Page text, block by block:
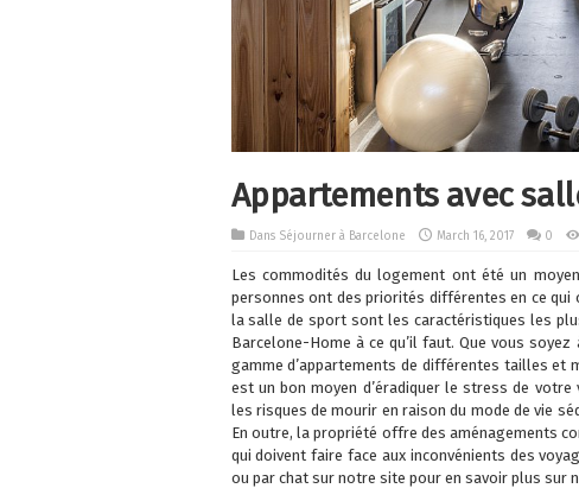
Appartements avec
Dans Séjourner à Barcelone March 16, 2017 0
Les commodités du logement ont été un
personnes ont des priorités différentes en ce qui
la salle de sport sont les caractéristiques les
Barcelone-Home à ce qu’il faut. Que vous soyez
gamme d’appartements de différentes tailles et
est un bon moyen d’éradiquer le stress de
les risques de mourir en raison du mode de vie
En outre, la propriété offre des aménagements
qui doivent faire face aux inconvénients des
ou par chat sur notre site pour en savoir plus sur